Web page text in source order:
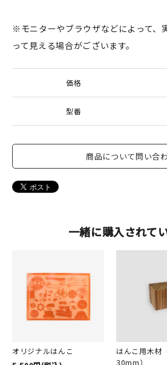
※モニターやブラウザなどによって、
って見える場合がございます。
価格
型番
商品について問い合
一緒に購入されて
オリジナルはんこ
はんこ用木
30mm）